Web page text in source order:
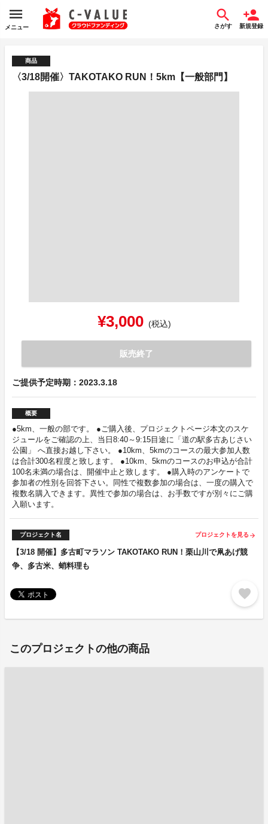
メニュー さがす 新規登録
商品
〈3/18開催〉TAKOTAKO RUN！5km【一般部門】
¥3,000 (税込)
販売終了
ご提供予定時期：2023.3.18
概要
●5km、一般の部です。 ●ご購入後、プロジェクトページ本文のスケ
ジュールをご確認の上、当日8:40～9:15目途に「道の駅多古あじさい
公園」 へ直接お越し下さい。 ●10km、5kmのコースの最大参加人数
は合計300名程度と致します。 ●10km、5kmのコースのお申込が合計
100名未満の場合は、開催中止と致します。 ●購入時のアンケートで
参加者の性別を回答下さい。同性で複数参加の場合は、一度の購入で
複数名購入できます。異性で参加の場合は、お手数ですが別々にご購
入願います。
プロジェクト名 プロジェクトを見る arrow_forward
【3/18 開催】多古町マラソン TAKOTAKO RUN！栗山川で凧あげ競
争、多古米、蛸料理も
favorite
このプロジェクトの他の商品